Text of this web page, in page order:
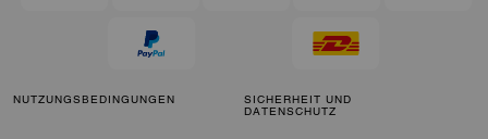
NUTZUNGSBEDINGUNGEN
SICHERHEIT UND
DATENSCHUTZ